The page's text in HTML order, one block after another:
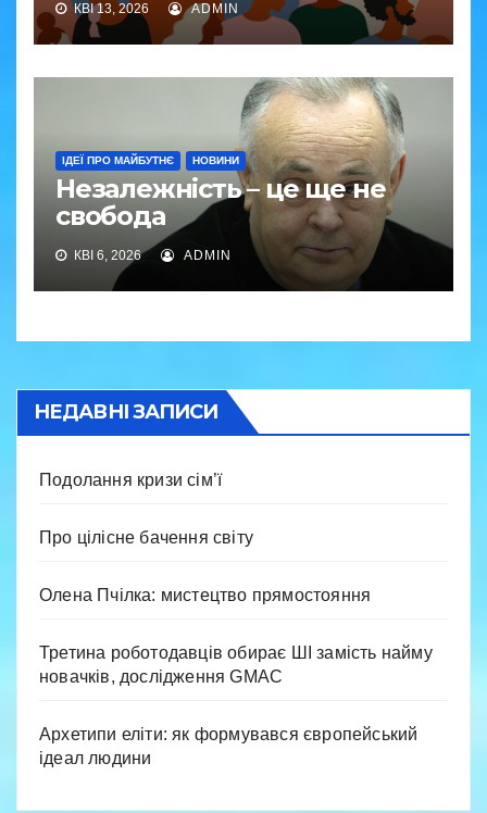
КВІ 13, 2026 ADMIN
ІДЕЇ ПРО МАЙБУТНЄ НОВИНИ
Незалежність – це ще не
свобода
КВІ 6, 2026 ADMIN
НЕДАВНІ ЗАПИСИ
Подолання кризи сім’ї
Про цілісне бачення світу
Олена Пчілка: мистецтво прямостояння
Третина роботодавців обирає ШІ замість найму
новачків, дослідження GMAC
Архетипи еліти: як формувався європейський
ідеал людини